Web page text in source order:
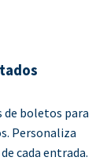
de boletos para
Personaliza
cada entrada.